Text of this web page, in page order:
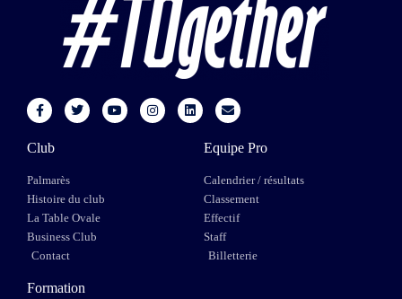
Club
Palmarès
Histoire du club
La Table Ovale
Business Club
Contact
Equipe Pro
Calendrier / résultats
Classement
Effectif
Staff
Billetterie
Formation